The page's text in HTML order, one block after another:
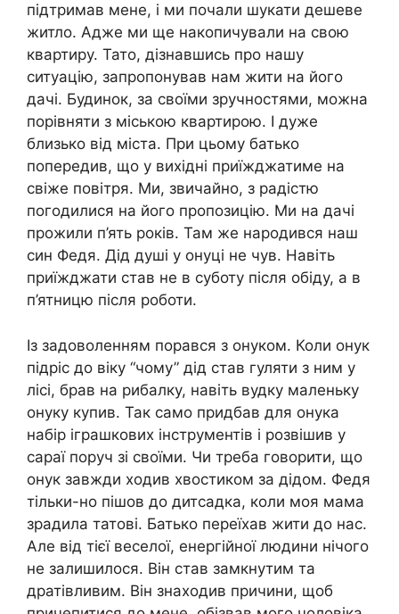
підтримав мене, і ми почали шукати дешеве
житло. Адже ми ще накопичували на свою
квартиру. Тато, дізнавшись про нашу
ситуацію, запропонував нам жити на його
дачі. Будинок, за своїми зручностями, можна
порівняти з міською квартирою. І дуже
близько від міста. При цьому батько
попередив, що у вихідні приїжджатиме на
свіже повітря. Ми, звичайно, з радістю
погодилися на його пропозицію. Ми на дачі
прожили п’ять років. Там же народився наш
син Федя. Дід душі у онуці не чув. Навіть
приїжджати став не в суботу після обіду, а в
п’ятницю після роботи.
Із задоволенням порався з онуком. Коли онук
підріс до віку “чому” дід став гуляти з ним у
лісі, брав на рибалку, навіть вудку маленьку
онуку купив. Так само придбав для онука
набір іграшкових інструментів і розвішив у
сараї поруч зі своїми. Чи треба говорити, що
онук завжди ходив хвостиком за дідом. Федя
тільки-но пішов до дитсадка, коли моя мама
зрадила татові. Батько переїхав жити до нас.
Але від тієї веселої, енергійної людини нічого
не залишилося. Він став замкнутим та
дратівливим. Він знаходив причини, щоб